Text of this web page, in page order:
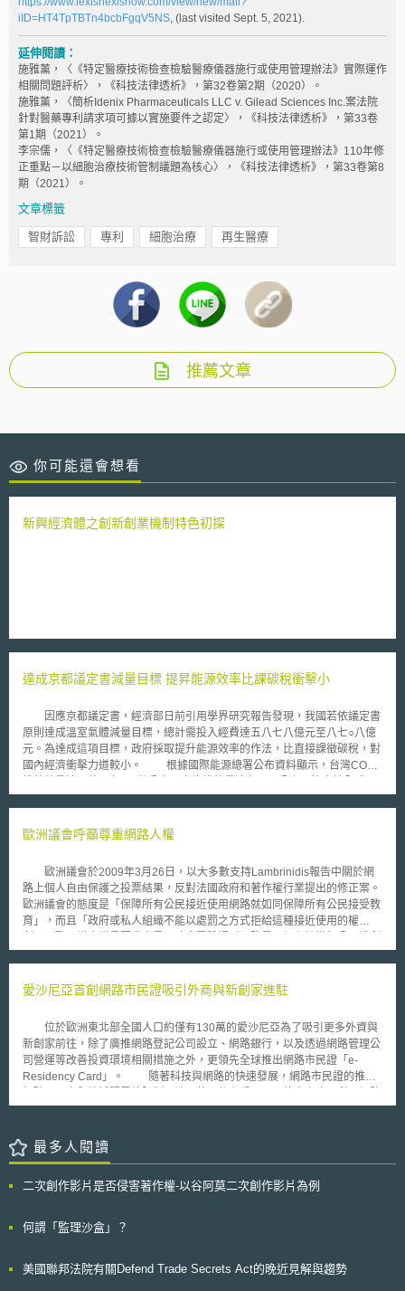
iID=HT4TpTBTn4bcbFgqV5NS, (last visited Sept. 5, 2021).
延伸閱讀：
施雅薰，〈《特定醫療技術檢查檢驗醫療儀器施行或使用管理辦法》實際運作
相關問題評析〉，《科技法律透析》，第32卷第2期（2020）。
施雅薰，〈簡析Idenix Pharmaceuticals LLC v. Gilead Sciences Inc.案法院
針對醫藥專利請求項可據以實施要件之認定〉，《科技法律透析》，第33卷
第1期（2021）。
李宗儒，〈《特定醫療技術檢查檢驗醫療儀器施行或使用管理辦法》110年修
正重點－以細胞治療技術管制議題為核心〉，《科技法律透析》，第33卷第8
期（2021）。
文章標籤
智財訴訟 專利 細胞治療 再生醫療
推薦文章
你可能還會想看
新興經濟體之創新創業機制特色初探
達成京都議定書減量目標 提昇能源效率比課碳稅衝擊小
因應京都議定書，經濟部日前引用學界研究報告發現，我國若依議定書
原則達成溫室氣體減量目標，總計需投入經費達五八七八億元至八七○八億
元。為達成這項目標，政府採取提升能源效率的作法，比直接課徵碳稅，對
國內經濟衝擊力道較小。 根據國際能源總署公布資料顯示，台灣CO2
均值，每單位CO2排放所創造的GDP為一．八九（美元／公斤CO2）也較
因，除政策上採非強制處理態度外，過去十年間，石化、鋼鐵等高耗能產業
業訊速成長，使得工業製程中排放的CO2等溫室氣體大幅成長更是主要原
因。 依京都議定書條約精神及國際環保現況，我國與南韓同屬網要公
約非附件一成員中的「新興工業國」，成為公約下一階段管制對象。致使抑
制國內激增溫室氣體排放量已成為我國政府迫切須處理的課題。 在經
濟部這份內部研究報告中，也引用臺灣大學農業經濟系教授徐世勳等學者的
○年水準，則減量成本將達新台幣五八七八億元至八七○八億元。 而學
每公噸CO2排放課徵六○○元碳稅時，對經濟成長衝擊為負○．六％，調高至
歐洲議會呼籲尊重網路人權
歐洲議會於2009年3月26日，以大多數支持Lambrinidis報告中關於網
路上個人自由保護之投票結果，反對法國政府和著作權行業提出的修正案。
歐洲議會的態度是「保障所有公民接近使用網路就如同保障所有公民接受教
育」，而且「政府或私人組織不能以處罰之方式拒給這種接近使用的權
義務之特殊機會，就這方面而言，使用網路及網路內容是一個關鍵要素。
使用者(特別是孩童)之必要性，由於使用者可能會因使用網路，而暴露在成
同時也要求在安全及網路使用者基本權利保障中尋求平衡點。 此報告否定
法國所提之修正案，歐洲議會又再度否決由法國努力推動「網路侵權三振法
案」（three strikes file-sharing law)。歐洲議會認為對於所有網路使用者的
監測活動及對於侵權者之處罰有違比例原則。歐洲議會亦公開支持「網路權
利憲章」（Internet Bill of Rights)以及推動「隱私權設計」（privacy by
愛沙尼亞首創網路市民證吸引外商與新創家進駐
位於歐洲東北部全國人口約僅有130萬的愛沙尼亞為了吸引更多外資與
新創家前往，除了廣推網路登記公司設立、網路銀行，以及透過網路管理公
司營運等改善投資環境相關措施之外，更領先全球推出網路市民證「e-
Residency Card」。 隨著科技與網路的快速發展，網路市民證的推出
於18分鐘內完成登記設立公司流程。申請愛沙尼亞網路銀行相關服務與帳
幅簡化公司申請設立程序與進入門檻。 此外，網路市民證也提供新創
事業免除營業所得稅，吸引了眾多新創家前往該國創業，並於該項政策施行
盟會員國之一，因此也使外資與新創家在愛沙尼亞投資設立公司後，等同於
市民證所獲得的成功迴響，愛沙尼亞政府進而推行網路市民計畫「e-
最多人閱讀
二次創作影片是否侵害著作權-以谷阿莫二次創作影片為例
何謂「監理沙盒」？
美國聯邦法院有關Defend Trade Secrets Act的晚近見解與趨勢